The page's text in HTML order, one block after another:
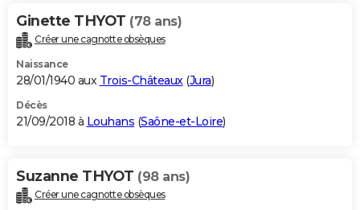
Ginette THYOT (78 ans)
Créer une cagnotte obsèques
Naissance
28/01/1940 aux Trois-Châteaux(Jura)
Décès
21/09/2018 à Louhans (Saône-et-Loire)
Suzanne THYOT (98 ans)
Créer une cagnotte obsèques